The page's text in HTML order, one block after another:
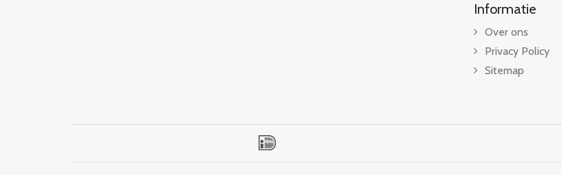
Informatie
Over ons
Privacy Policy
Sitemap